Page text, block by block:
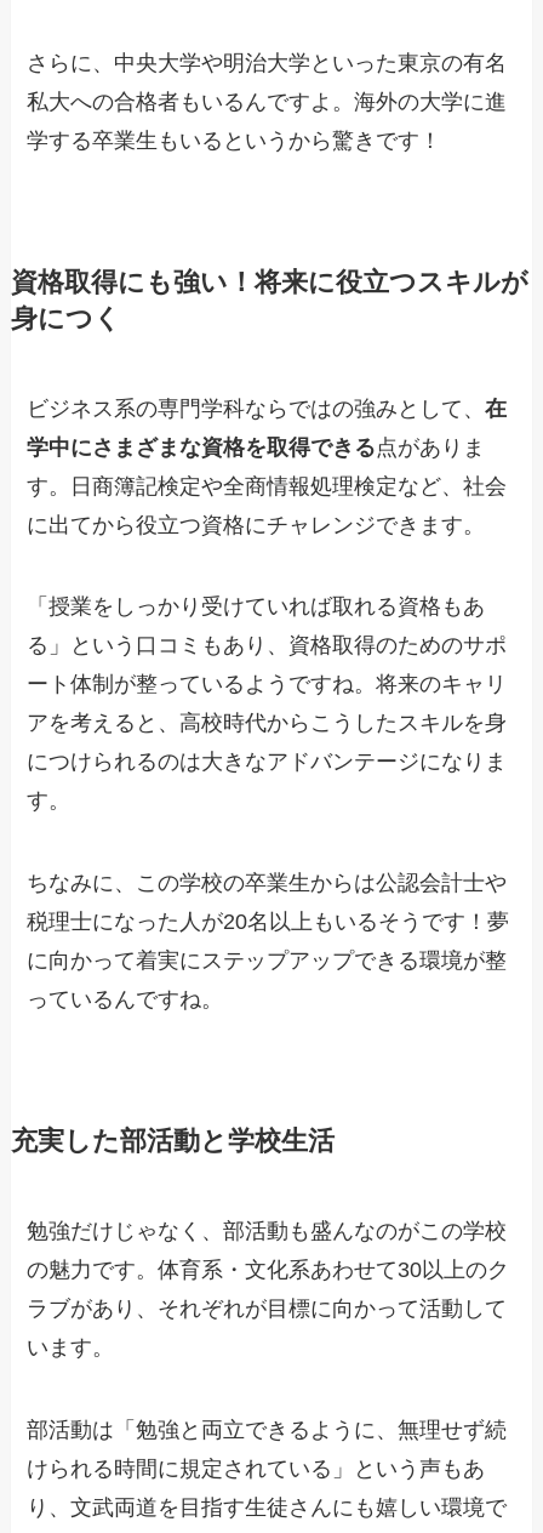
さらに、中央大学や明治大学といった東京の有名
私大への合格者もいるんですよ。海外の大学に進
学する卒業生もいるというから驚きです！
資格取得にも強い！将来に役立つスキルが
身につく
ビジネス系の専門学科ならではの強みとして、在
学中にさまざまな資格を取得できる点がありま
す。日商簿記検定や全商情報処理検定など、社会
に出てから役立つ資格にチャレンジできます。
「授業をしっかり受けていれば取れる資格もあ
る」という口コミもあり、資格取得のためのサポ
ート体制が整っているようですね。将来のキャリ
アを考えると、高校時代からこうしたスキルを身
につけられるのは大きなアドバンテージになりま
す。
ちなみに、この学校の卒業生からは公認会計士や
税理士になった人が20名以上もいるそうです！夢
に向かって着実にステップアップできる環境が整
っているんですね。
充実した部活動と学校生活
勉強だけじゃなく、部活動も盛んなのがこの学校
の魅力です。体育系・文化系あわせて30以上のク
ラブがあり、それぞれが目標に向かって活動して
います。
部活動は「勉強と両立できるように、無理せず続
けられる時間に規定されている」という声もあ
り、文武両道を目指す生徒さんにも嬉しい環境で